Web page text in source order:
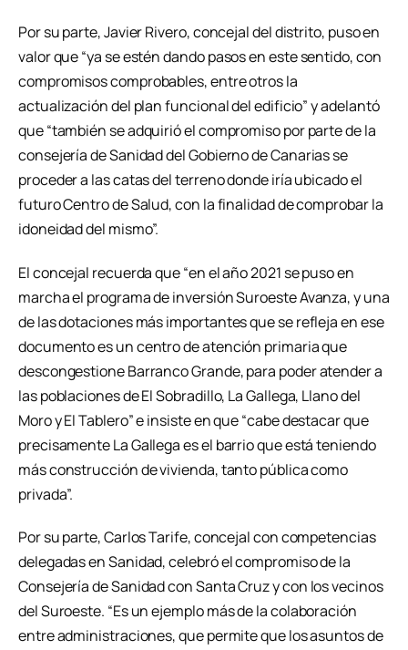
Por su parte, Javier Rivero, concejal del distrito, puso en
valor que “ya se estén dando pasos en este sentido, con
compromisos comprobables, entre otros la
actualización del plan funcional del edificio” y adelantó
que “también se adquirió el compromiso por parte de la
consejería de Sanidad del Gobierno de Canarias se
proceder a las catas del terreno donde iría ubicado el
futuro Centro de Salud, con la finalidad de comprobar la
idoneidad del mismo”.
El concejal recuerda que “en el año 2021 se puso en
marcha el programa de inversión Suroeste Avanza, y una
de las dotaciones más importantes que se refleja en ese
documento es un centro de atención primaria que
descongestione Barranco Grande, para poder atender a
las poblaciones de El Sobradillo, La Gallega, Llano del
Moro y El Tablero” e insiste en que “cabe destacar que
precisamente La Gallega es el barrio que está teniendo
más construcción de vivienda, tanto pública como
privada”.
Por su parte, Carlos Tarife, concejal con competencias
delegadas en Sanidad, celebró el compromiso de la
Consejería de Sanidad con Santa Cruz y con los vecinos
del Suroeste. “Es un ejemplo más de la colaboración
entre administraciones, que permite que los asuntos de